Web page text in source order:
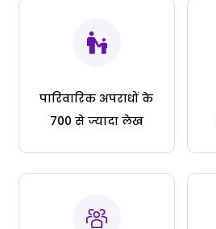
पारिवारिक अपराधों के
700 से ज्यादा लेख